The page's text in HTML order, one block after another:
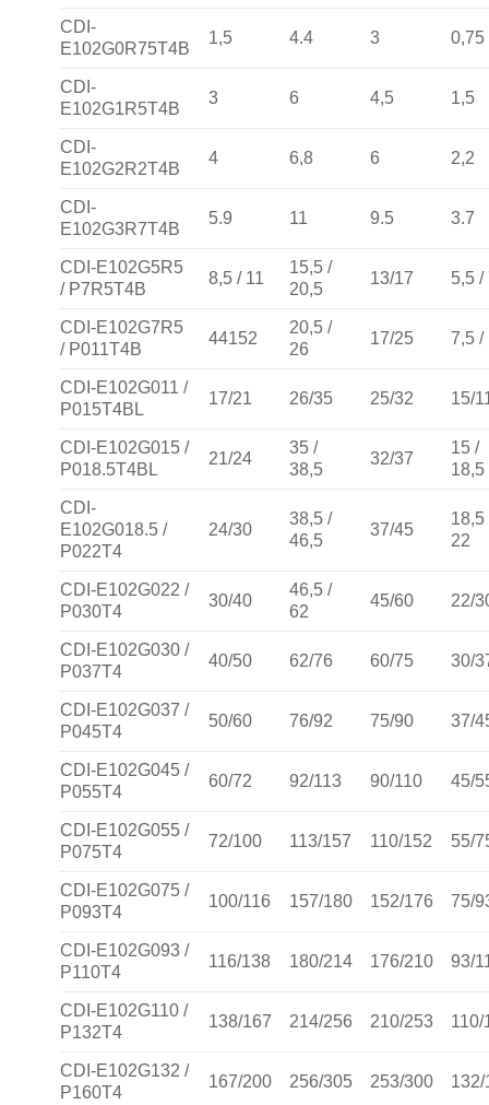
CDI-
E102G0R75T4B
1,5 4.4 3 0,75
CDI-
E102G1R5T4B
3 6 4,5 1,5
CDI-
E102G2R2T4B
4 6,8 6 2,2
CDI-
E102G3R7T4B
5.9 11 9.5 3.7
CDI-E102G5R5
/ P7R5T4B
8,5 / 11
15,5 /
20,5
13/17 5,5 /
CDI-E102G7R5
/ P011T4B
44152
20,5 /
26
17/25 7,5 /
CDI-E102G011 /
P015T4BL
17/21 26/35 25/32 15/
CDI-E102G015 /
P018.5T4BL
21/24
35 /
38,5
32/37
15 /
18,5
CDI-
E102G018.5 /
P022T4
24/30
38,5 /
46,5
37/45
18,5
22
CDI-E102G022 /
P030T4
30/40
46,5 /
62
45/60 22/
CDI-E102G030 /
P037T4
40/50 62/76 60/75 30/
CDI-E102G037 /
P045T4
50/60 76/92 75/90 37/
CDI-E102G045 /
P055T4
60/72 92/113 90/110 45/
CDI-E102G055 /
P075T4
72/100 113/157 110/152 55/
CDI-E102G075 /
P093T4
100/116 157/180 152/176 75/
CDI-E102G093 /
P110T4
116/138 180/214 176/210 93/
CDI-E102G110 /
P132T4
138/167 214/256 210/253 110/
CDI-E102G132 /
P160T4
167/200 256/305 253/300 132/